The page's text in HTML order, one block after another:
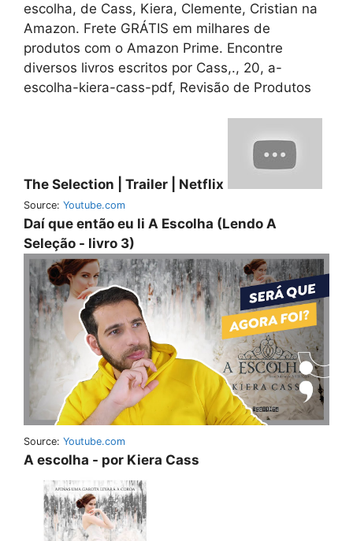
escolha, de Cass, Kiera, Clemente, Cristian na
Amazon. Frete GRÁTIS em milhares de
produtos com o Amazon Prime. Encontre
diversos livros escritos por Cass,., 20, a-
escolha-kiera-cass-pdf, Revisão de Produtos
The Selection | Trailer | Netflix
Source: Youtube.com
Daí que então eu li A Escolha (Lendo A
Seleção - livro 3)
Source: Youtube.com
A escolha - por Kiera Cass